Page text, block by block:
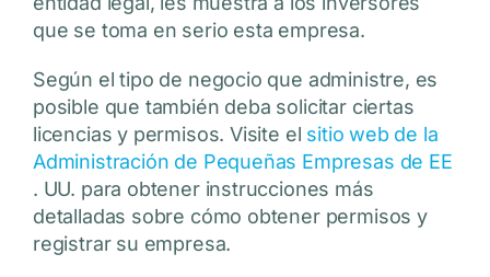
que se toma en serio esta empresa.
Según el tipo de negocio que administre, es
posible que también deba solicitar ciertas
licencias y permisos. Visite el sitio web de la
Administración de Pequeñas Empresas de EE
. UU. para obtener instrucciones más
detalladas sobre cómo obtener permisos y
registrar su empresa.